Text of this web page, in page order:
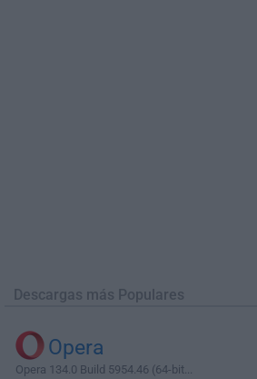
Descargas más Populares
Opera
Opera 134.0 Build 5954.46 (64-bit...